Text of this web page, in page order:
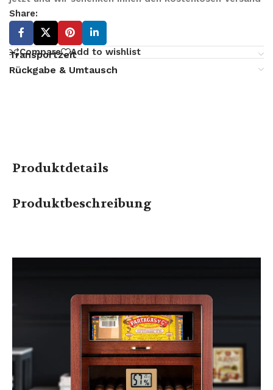
Share:
Compare Add to wishlist
Transportzeit
Rückgabe & Umtausch
Produktdetails
Produktbeschreibung